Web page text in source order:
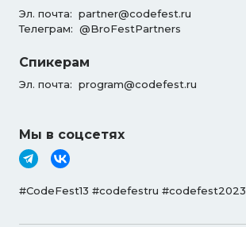
Эл. почта: partner@codefest.ru
Телеграм: @BroFestPartners
Спикерам
Эл. почта: program@codefest.ru
Мы в соцсетях
#CodeFest13 #codefestru #codefest2023